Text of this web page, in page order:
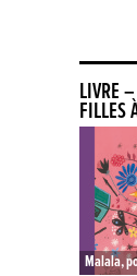
LIVRE
FILLES
Malala,